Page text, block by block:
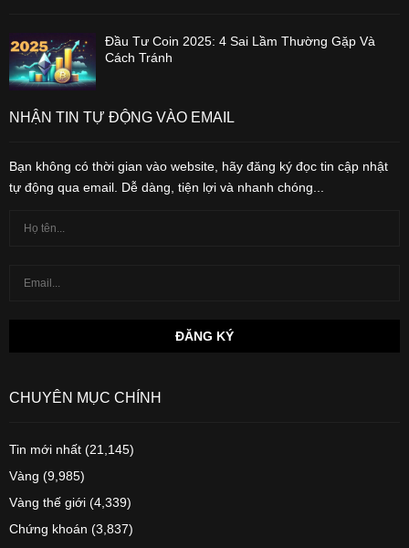
Đầu Tư Coin 2025: 4 Sai Lầm Thường Gặp Và
Cách Tránh
NHẬN TIN TỰ ĐỘNG VÀO EMAIL
Bạn không có thời gian vào website, hãy đăng ký đọc tin cập nhật
tự động qua email. Dễ dàng, tiện lợi và nhanh chóng...
CHUYÊN MỤC CHÍNH
Tin mới nhất (21,145)
Vàng (9,985)
Vàng thế giới (4,339)
Chứng khoán (3,837)